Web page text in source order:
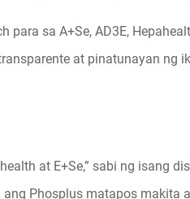
sa A+Se, AD3E,
at pinatunayan ng
at E+Se,” sabi ng isang
Phosplus matapos makita